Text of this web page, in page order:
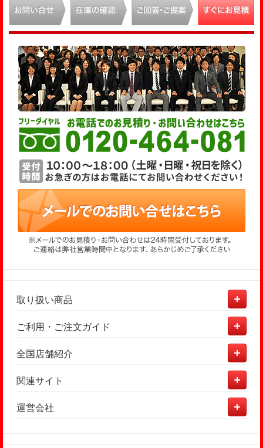
取り扱い商品
ご利用・ご注文ガイド
全国店舗紹介
関連サイト
運営会社